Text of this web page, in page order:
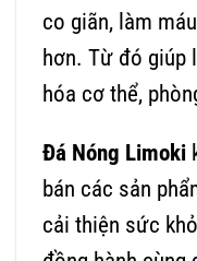
co giãn, làm
hơn. Từ đó giúp
hóa cơ thể,
Đá Nóng Limoki
bán các sản
cải thiện sức